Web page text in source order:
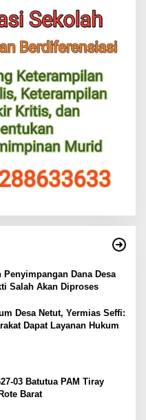
Penyimpangan Dana Desa
Salah Akan Diproses
Desa Netut, Yermias Seffi:
Dapat Layanan Hukum
03 Batutua PAM Tiray
Barat